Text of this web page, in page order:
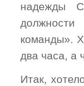
надежды
команды».
два часа, а
Итак,